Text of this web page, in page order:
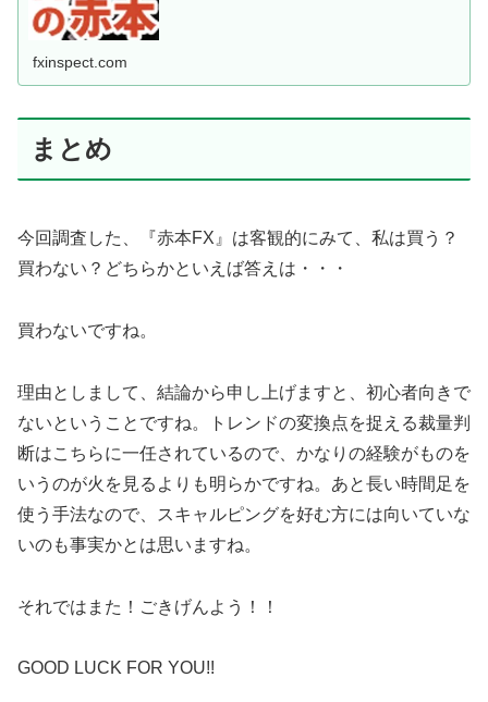
fxinspect.com
まとめ
今回調査した、『赤本FX』は客観的にみて、私は買う？
買わない？どちらかといえば答えは・・・
買わないですね。
理由としまして、結論から申し上げますと、初心者向きで
ないということですね。トレンドの変換点を捉える裁量判
断はこちらに一任されているので、かなりの経験がものを
いうのが火を見るよりも明らかですね。あと長い時間足を
使う手法なので、スキャルピングを好む方には向いていな
いのも事実かとは思いますね。
それではまた！ごきげんよう！！
GOOD LUCK FOR YOU!!